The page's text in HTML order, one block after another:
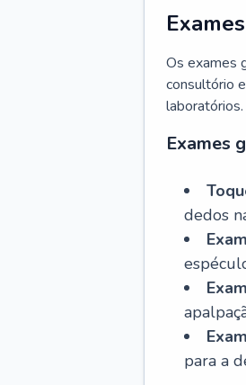
Os exames
consultório
laboratórios.
Exames
dedos
para a